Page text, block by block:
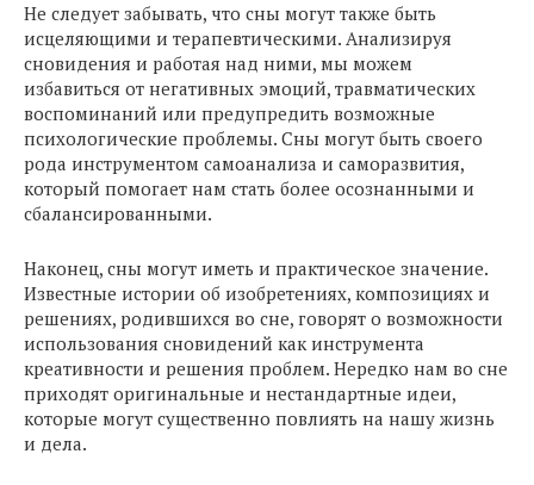
Не следует забывать, что сны могут также быть
исцеляющими и терапевтическими. Анализируя
сновидения и работая над ними, мы можем
избавиться от негативных эмоций, травматических
воспоминаний или предупредить возможные
психологические проблемы. Сны могут быть своего
рода инструментом самоанализа и саморазвития,
который помогает нам стать более осознанными и
сбалансированными.
Наконец, сны могут иметь и практическое значение.
Известные истории об изобретениях, композициях и
решениях, родившихся во сне, говорят о возможности
использования сновидений как инструмента
креативности и решения проблем. Нередко нам во сне
приходят оригинальные и нестандартные идеи,
которые могут существенно повлиять на нашу жизнь
и дела.